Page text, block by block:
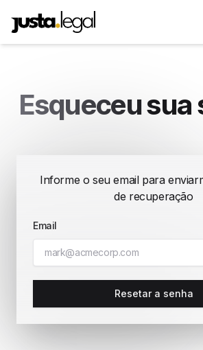
Esqueceu sua
Informe o seu email para
de recuperação
Email
Resetar a senha